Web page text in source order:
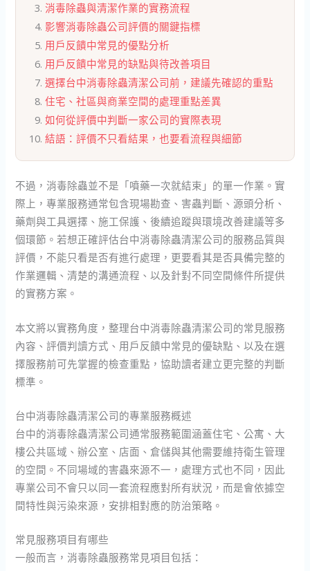
消毒除蟲與清潔作業的實務流程
影響消毒除蟲公司評價的關鍵指標
用戶反饋中常見的優點分析
用戶反饋中常見的缺點與待改善項目
選擇台中消毒除蟲清潔公司前，建議先確認的重點
住宅、社區與商業空間的處理重點差異
如何從評價中判斷一家公司的實際表現
結語：評價不只看結果，也要看流程與細節
不過，消毒除蟲並不是「噴藥一次就結束」的單一作業。實
際上，專業服務通常包含現場勘查、害蟲判斷、源頭分析、
藥劑與工具選擇、施工保護、後續追蹤與環境改善建議等多
個環節。若想正確評估台中消毒除蟲清潔公司的服務品質與
評價，不能只看是否有進行處理，更要看其是否具備完整的
作業邏輯、清楚的溝通流程、以及針對不同空間條件所提供
的實務方案。
本文將以實務角度，整理台中消毒除蟲清潔公司的常見服務
內容、評價判讀方式、用戶反饋中常見的優缺點、以及在選
擇服務前可先掌握的檢查重點，協助讀者建立更完整的判斷
標準。
台中消毒除蟲清潔公司的專業服務概述
台中的消毒除蟲清潔公司通常服務範圍涵蓋住宅、公寓、大
樓公共區域、辦公室、店面、倉儲與其他需要維持衛生管理
的空間。不同場域的害蟲來源不一，處理方式也不同，因此
專業公司不會只以同一套流程應對所有狀況，而是會依據空
間特性與污染來源，安排相對應的防治策略。
常見服務項目有哪些
一般而言，消毒除蟲服務常見項目包括：